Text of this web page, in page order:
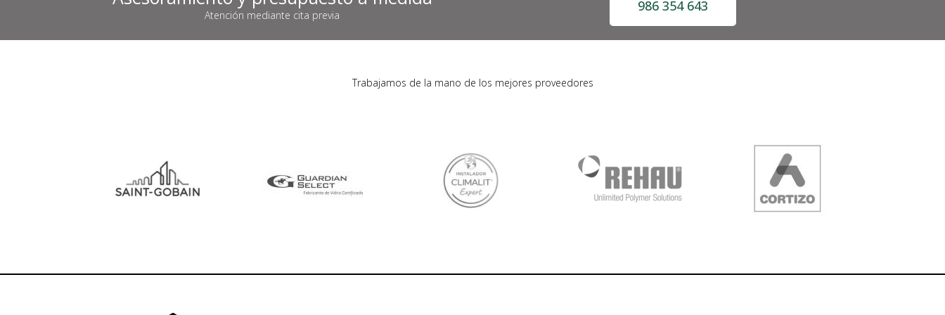
Atención mediante cita previa
986 354 643
Trabajamos de la mano de los mejores proveedores